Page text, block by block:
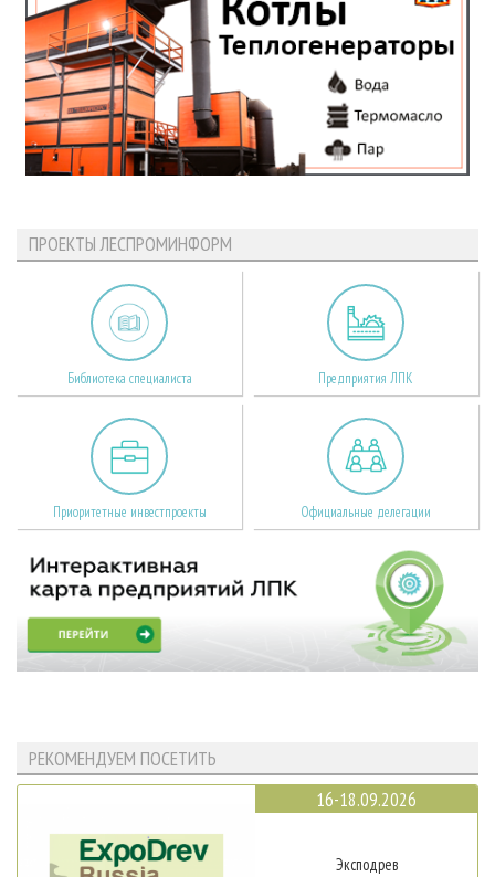
ПРОЕКТЫ ЛЕСПРОМИНФОРМ
Библиотека специалиста Предприятия ЛПК
Приоритетные инвестпроекты Официальные делегации
РЕКОМЕНДУЕМ ПОСЕТИТЬ
16-18.09.2026
Эксподрев